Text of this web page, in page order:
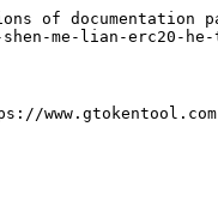
of documentation
me-lian-erc20-he-